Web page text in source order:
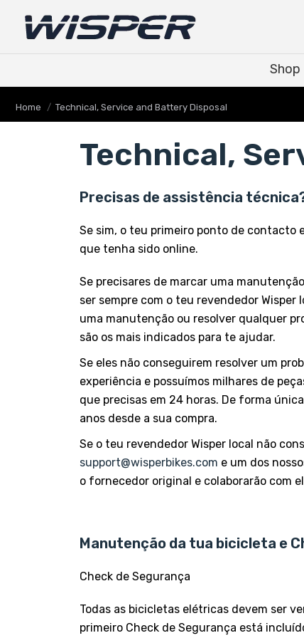
Shop
You are here:
Home Technical, Service and Battery Disposal
Technical,
Precisas de assistência
Se sim, o teu primeiro ponto de contacto
que tenha sido online.
Se precisares de marcar uma
ser sempre com o teu revendedor
uma manutenção ou resolver qualquer
são os mais indicados para te ajudar.
Se eles não conseguirem resolver um
experiência e possuímos milhares de
que precisas em 24 horas. De forma
anos desde a sua compra.
Se o teu revendedor Wisper local não
support@wisperbikes.com e um dos
o fornecedor original e colaborarão com
Manutenção da tua bicicleta e
Check de Segurança
Todas as bicicletas elétricas devem ser
primeiro Check de Segurança está